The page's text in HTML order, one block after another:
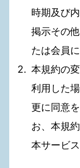
時期及び
掲示その
たは会員
本規約の
利用した
更に同意
お、本規
本サービ